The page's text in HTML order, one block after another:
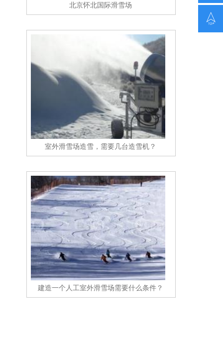
北京怀北国际滑雪场
室外滑雪场造雪，需要几台造雪机？
建造一个人工室外滑雪场需要什么条件？